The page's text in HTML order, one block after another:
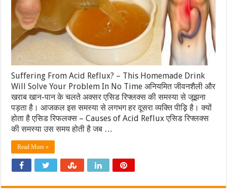
Suffering From Acid Reflux? – This Homemade Drink
Will Solve Your Problem In No Time अनियमित जीवनशैली और
खराब खान-पान के चलते अक्सर एसिड रिफ्लक्स की समस्या से जूझना
पड़ता है। आजकल इस समस्या से लगभग हर दूसरा व्यक्ति पीड़़ि है। क्यों
होता है एसिड रिफलक्स – Causes of Acid Reflux एसिड रिफ्लक्स
की समस्‍या उस समय होती है जब …
Read More »